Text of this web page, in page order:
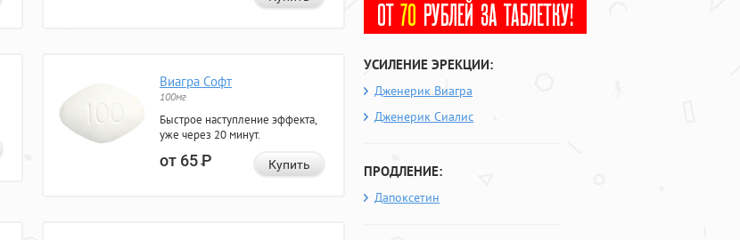
Виагра Софт
100мг
Быстрое наступление эффекта,
уже через 20 минут.
от 65Р Купить
УСИЛЕНИЕ ЭРЕКЦИИ:
Дженерик Виагра
Дженерик Сиалис
ПРОДЛЕНИЕ:
Дапоксетин